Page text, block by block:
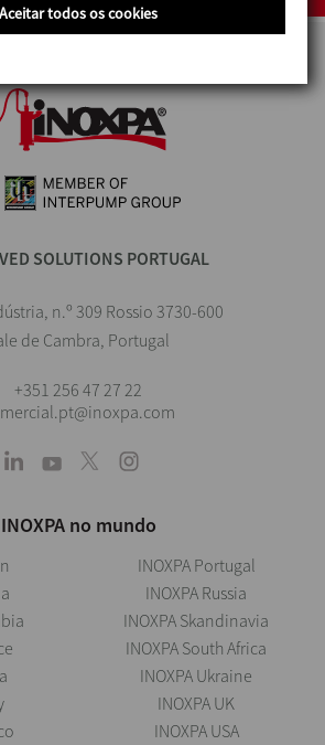
SOLUTIONS PORTUGAL
n.º 309 Rossio 3730-600
de Cambra, Portugal
+351 256 47 27 22
INOXPA no mundo
INOXPA Portugal
INOXPA Russia
INOXPA Skandinavia
INOXPA South Africa
INOXPA Ukraine
INOXPA UK
INOXPA USA
Aceitar todos os cookies